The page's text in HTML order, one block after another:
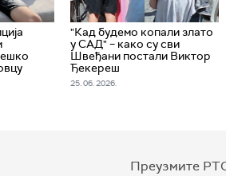
"Кад будемо копали злато
у САД" – како су сви
Швеђани постали Виктор
Ђекереш
25. 06. 2026.
Преузмите